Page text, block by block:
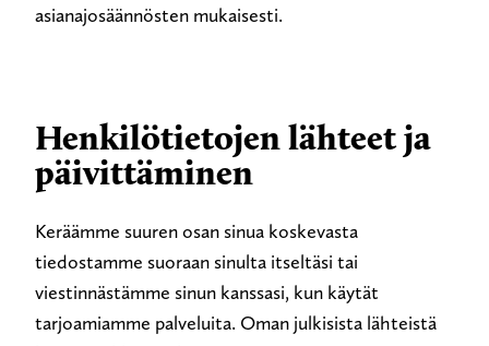
asianajosäännösten mukaisesti.
Henkilötietojen lähteet ja
päivittäminen
Keräämme suuren osan sinua koskevasta
tiedostamme suoraan sinulta itseltäsi tai
viestinnästämme sinun kanssasi, kun käytät
tarjoamiamme palveluita. Oman julkisista lähteistä